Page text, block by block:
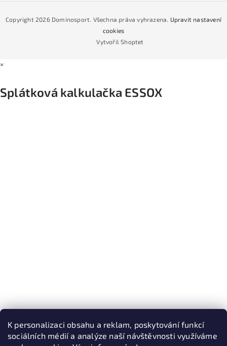
K personalizaci obsahu a reklam, poskytování funkcí
sociálních médií a analýze naší návštěvnosti využíváme
Podmínky nákupu na splátky ESSOX
Vytvořil Shoptet
Copyright 2026 Dominosport. Všechna práva vyhrazena. Upravit nastavení
cookies
×
Splátková kalkulačka ESSOX